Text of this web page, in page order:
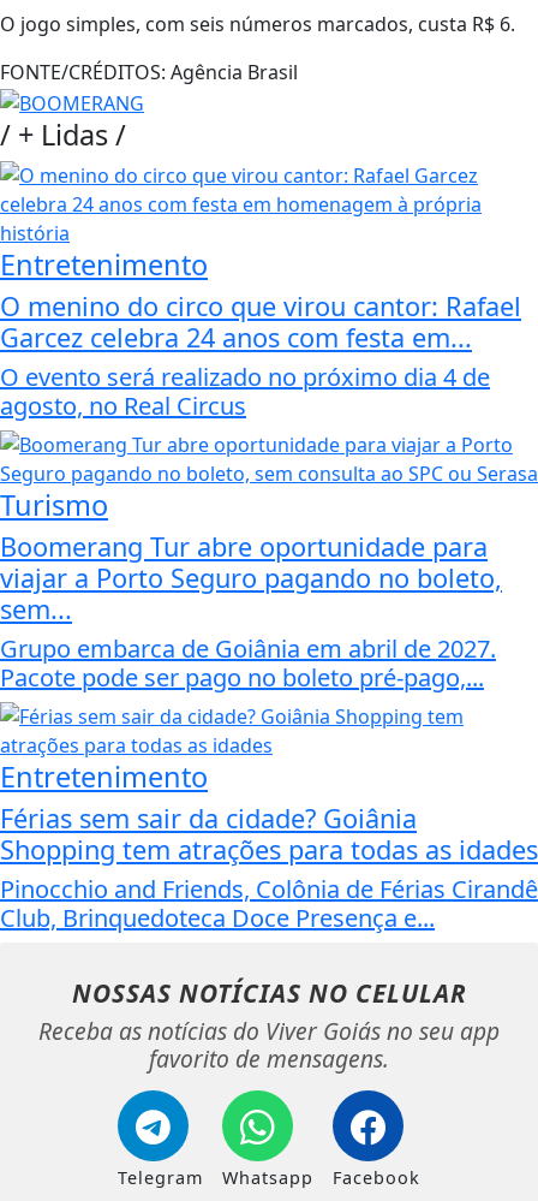
O jogo simples, com seis números marcados, custa R$ 6.
FONTE/CRÉDITOS: Agência Brasil
/ + Lidas/
Entretenimento
O menino do circo que virou cantor: Rafael
Garcez celebra 24 anos com festa em...
O evento será realizado no próximo dia 4 de
agosto, no Real Circus
Turismo
Boomerang Tur abre oportunidade para
viajar a Porto Seguro pagando no boleto,
sem...
Grupo embarca de Goiânia em abril de 2027.
Pacote pode ser pago no boleto pré-pago,...
Entretenimento
Férias sem sair da cidade? Goiânia
Shopping tem atrações para todas as idades
Pinocchio and Friends, Colônia de Férias Cirandê
Club, Brinquedoteca Doce Presença e...
NOSSAS NOTÍCIAS NO CELULAR
Receba as notícias do Viver Goiás no seu app
favorito de mensagens.
Telegram Whatsapp Facebook